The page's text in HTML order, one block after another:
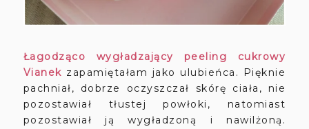
Łagodząco wygładzający peeling cukrowy
Vianek zapamiętałam jako ulubieńca. Pięknie
pachniał, dobrze oczyszczał skórę ciała, nie
pozostawiał tłustej powłoki, natomiast
pozostawiał ją wygładzoną i nawilżoną.